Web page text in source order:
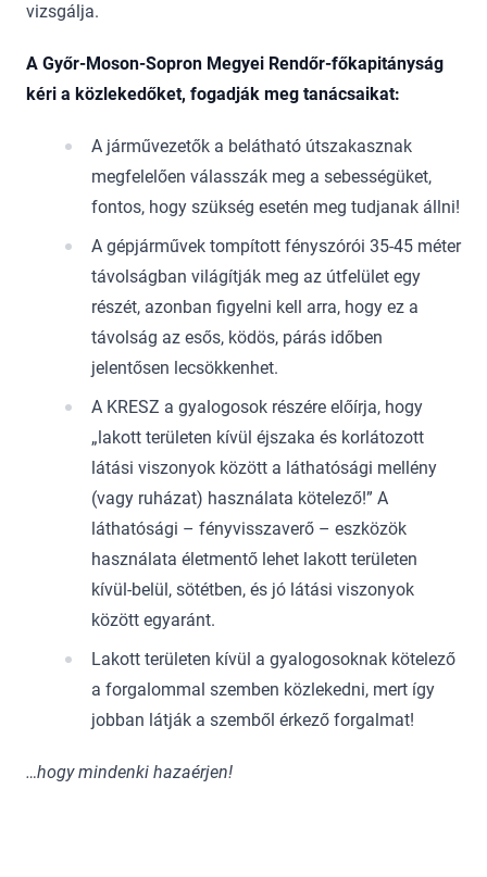
vizsgálja.
A Győr-Moson-Sopron Megyei Rendőr-főkapitányság
kéri a közlekedőket, fogadják meg tanácsaikat:
A járművezetők a belátható útszakasznak
megfelelően válasszák meg a sebességüket,
fontos, hogy szükség esetén meg tudjanak állni!
A gépjárművek tompított fényszórói 35-45 méter
távolságban világítják meg az útfelület egy
részét, azonban figyelni kell arra, hogy ez a
távolság az esős, ködös, párás időben
jelentősen lecsökkenhet.
A KRESZ a gyalogosok részére előírja, hogy
„lakott területen kívül éjszaka és korlátozott
látási viszonyok között a láthatósági mellény
(vagy ruházat) használata kötelező!” A
láthatósági – fényvisszaverő – eszközök
használata életmentő lehet lakott területen
kívül-belül, sötétben, és jó látási viszonyok
között egyaránt.
Lakott területen kívül a gyalogosoknak kötelező
a forgalommal szemben közlekedni, mert így
jobban látják a szemből érkező forgalmat!
…hogy mindenki hazaérjen!